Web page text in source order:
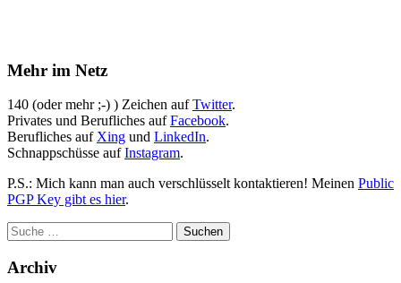
Mehr im Netz
140 (oder mehr ;-) ) Zeichen aufTwitter.
Privates und Berufliches aufFacebook.
Berufliches auf Xing und LinkedIn.
Schnappschüsse aufInstagram.
P.S.: Mich kann man auch verschlüsselt kontaktieren! Meinen Public
PGP Key gibt es hier.
Archiv